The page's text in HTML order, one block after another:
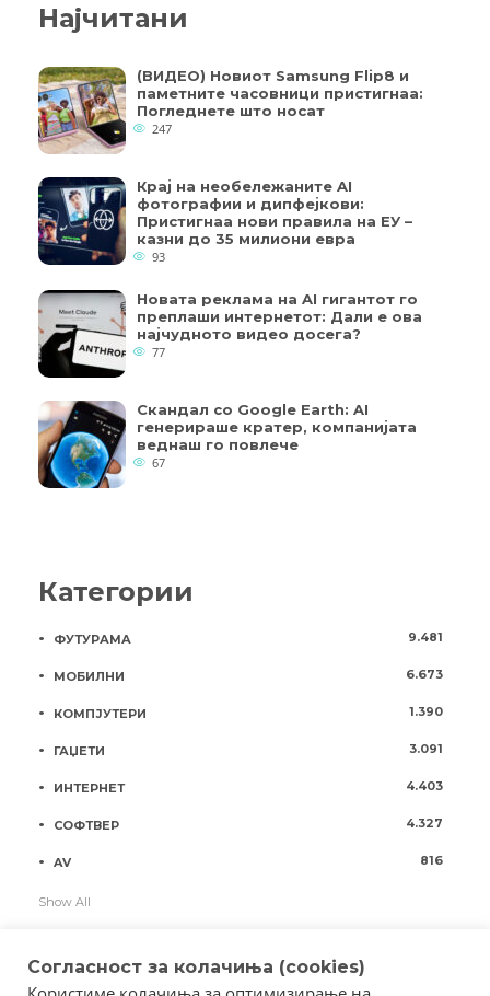
Најчитани
(ВИДЕО) Новиот Samsung Flip8 и
паметните часовници пристигнаа:
Погледнете што носат
247
Крај на необележаните AI
фотографии и дипфејкови:
Пристигнаа нови правила на ЕУ –
казни до 35 милиони евра
93
Новата реклама на AI гигантот го
преплаши интернетот: Дали е ова
најчудното видео досега?
77
Скандал со Google Earth: AI
генерираше кратер, компанијата
веднаш го повлече
67
Категории
ФУТУРАМА 9.481
МОБИЛНИ 6.673
КОМПЈУТЕРИ 1.390
ГАЏЕТИ 3.091
ИНТЕРНЕТ 4.403
СОФТВЕР 4.327
AV 816
Show All
Согласност за колачиња (cookies)